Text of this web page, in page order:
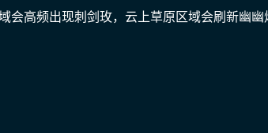
会高频出现刺剑玫，云上草原区域会刷新幽